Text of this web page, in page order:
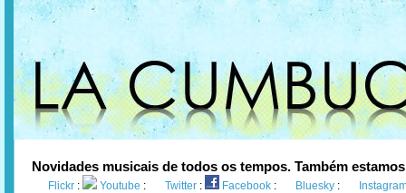
Novidades musicais de todos os tempos. Também
Flickr : Youtube : Twitter : Facebook : Bluesky :